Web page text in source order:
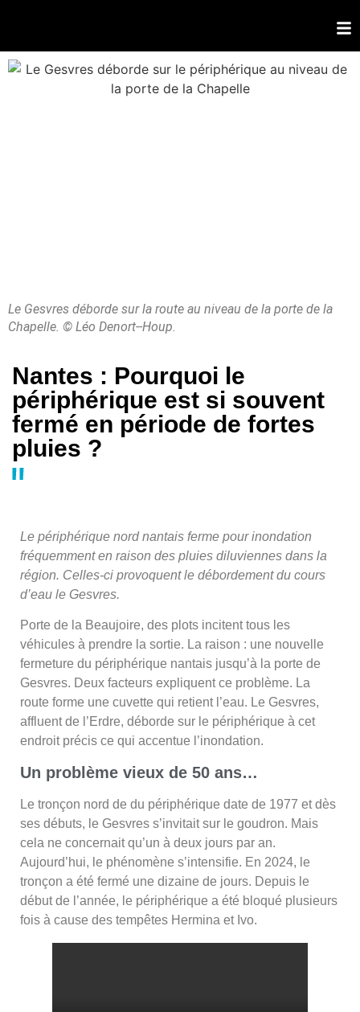
Le Gesvres déborde sur la route au niveau de la porte de la
Chapelle. © Léo Denort--Houp.
Nantes : Pourquoi le
périphérique est si souvent
fermé en période de fortes
pluies ?
Le périphérique nord nantais ferme pour inondation
fréquemment en raison des pluies diluviennes dans la
région. Celles-ci provoquent le débordement du cours
d’eau le Gesvres.
Porte de la Beaujoire, des plots incitent tous les
véhicules à prendre la sortie. La raison : une nouvelle
fermeture du périphérique nantais jusqu’à la porte de
Gesvres. Deux facteurs expliquent ce problème. La
route forme une cuvette qui retient l’eau. Le Gesvres,
affluent de l’Erdre, déborde sur le périphérique à cet
endroit précis ce qui accentue l’inondation.
Un problème vieux de 50 ans…
Le tronçon nord de du périphérique date de 1977 et dès
ses débuts, le Gesvres s’invitait sur le goudron. Mais
cela ne concernait qu’un à deux jours par an.
Aujourd’hui, le phénomène s’intensifie. En 2024, le
tronçon a été fermé une dizaine de jours. Depuis le
début de l’année, le périphérique a été bloqué plusieurs
fois à cause des tempêtes Hermina et Ivo.